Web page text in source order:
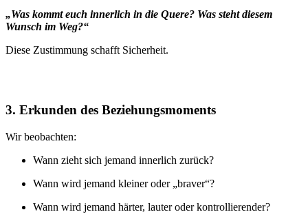
„Was kommt euch innerlich in die Quere? Was steht diesem
Wunsch im Weg?“
Diese Zustimmung schafft Sicherheit.
3. Erkunden des Beziehungsmoments
Wir beobachten:
Wann zieht sich jemand innerlich zurück?
Wann wird jemand kleiner oder „braver“?
Wann wird jemand härter, lauter oder kontrollierender?